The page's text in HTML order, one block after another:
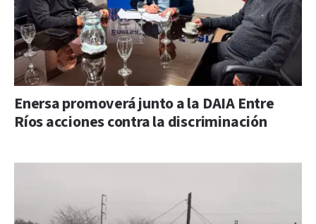
Enersa promoverá junto a la DAIA Entre
Ríos acciones contra la discriminación